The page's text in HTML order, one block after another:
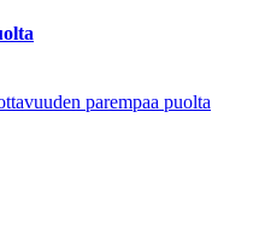
parempaa puolta